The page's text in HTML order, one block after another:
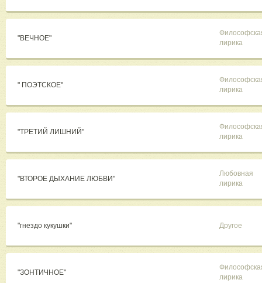
"ВЕЧНОЕ"
лирика
" ПОЭТСКОЕ"
лирика
"ТРЕТИЙ ЛИШНИЙ"
лирика
"ВТОРОЕ ДЫХАНИЕ ЛЮБВИ"
Любовная
лирика
"гнездо кукушки" Другое
"ЗОНТИЧНОЕ"
лирика